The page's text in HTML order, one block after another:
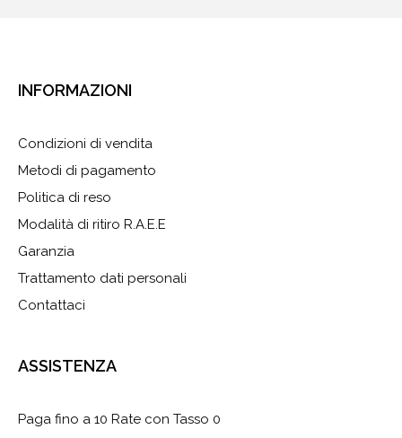
INFORMAZIONI
Condizioni di vendita
Metodi di pagamento
Politica di reso
Modalità di ritiro R.A.E.E
Garanzia
Trattamento dati personali
Contattaci
ASSISTENZA
Paga fino a 10 Rate con Tasso 0